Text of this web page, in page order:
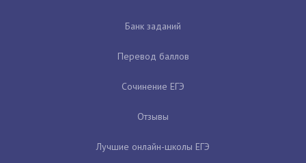
Банк заданий
Перевод баллов
Сочинение ЕГЭ
Отзывы
Лучшие онлайн-школы ЕГЭ